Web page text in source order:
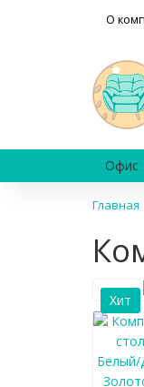
О
Офис
Главная
Хит